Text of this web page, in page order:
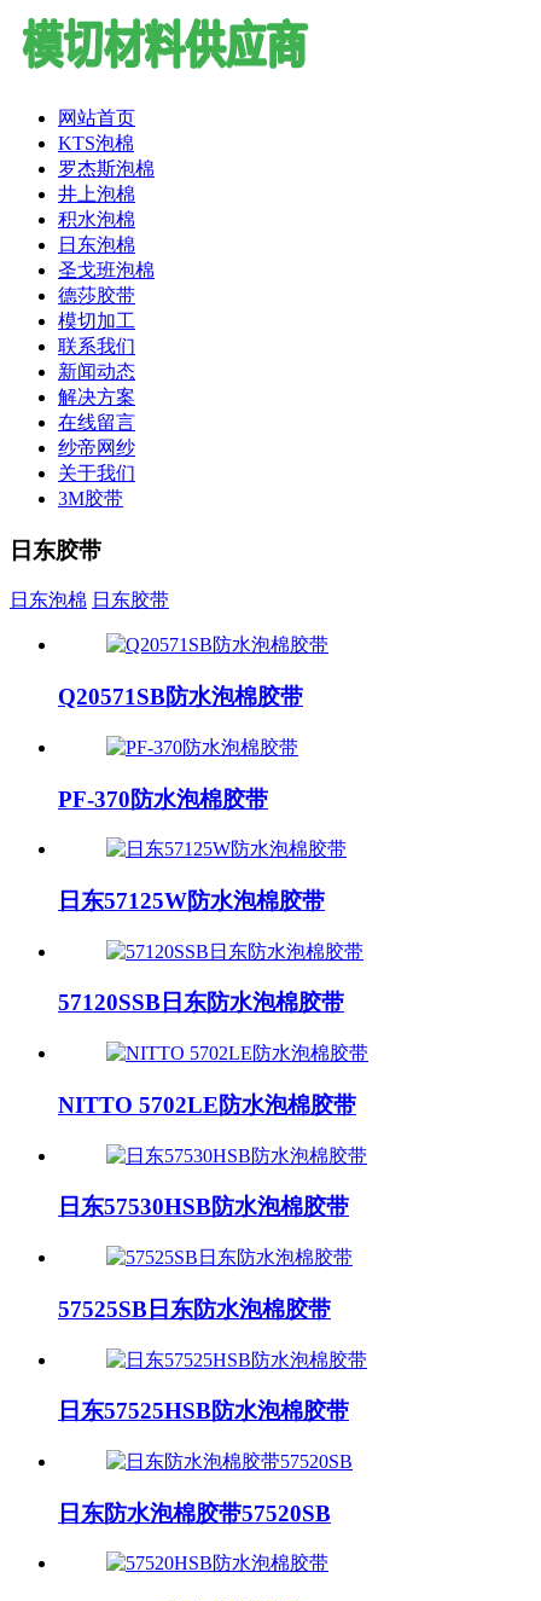
网站首页
KTS泡棉
罗杰斯泡棉
井上泡棉
积水泡棉
日东泡棉
圣戈班泡棉
德莎胶带
模切加工
联系我们
新闻动态
解决方案
在线留言
纱帝网纱
关于我们
3M胶带
日东胶带
日东泡棉 日东胶带
Q20571SB防水泡棉胶带
PF-370防水泡棉胶带
日东57125W防水泡棉胶带
57120SSB日东防水泡棉胶带
NITTO 5702LE防水泡棉胶带
日东57530HSB防水泡棉胶带
57525SB日东防水泡棉胶带
日东57525HSB防水泡棉胶带
日东防水泡棉胶带57520SB